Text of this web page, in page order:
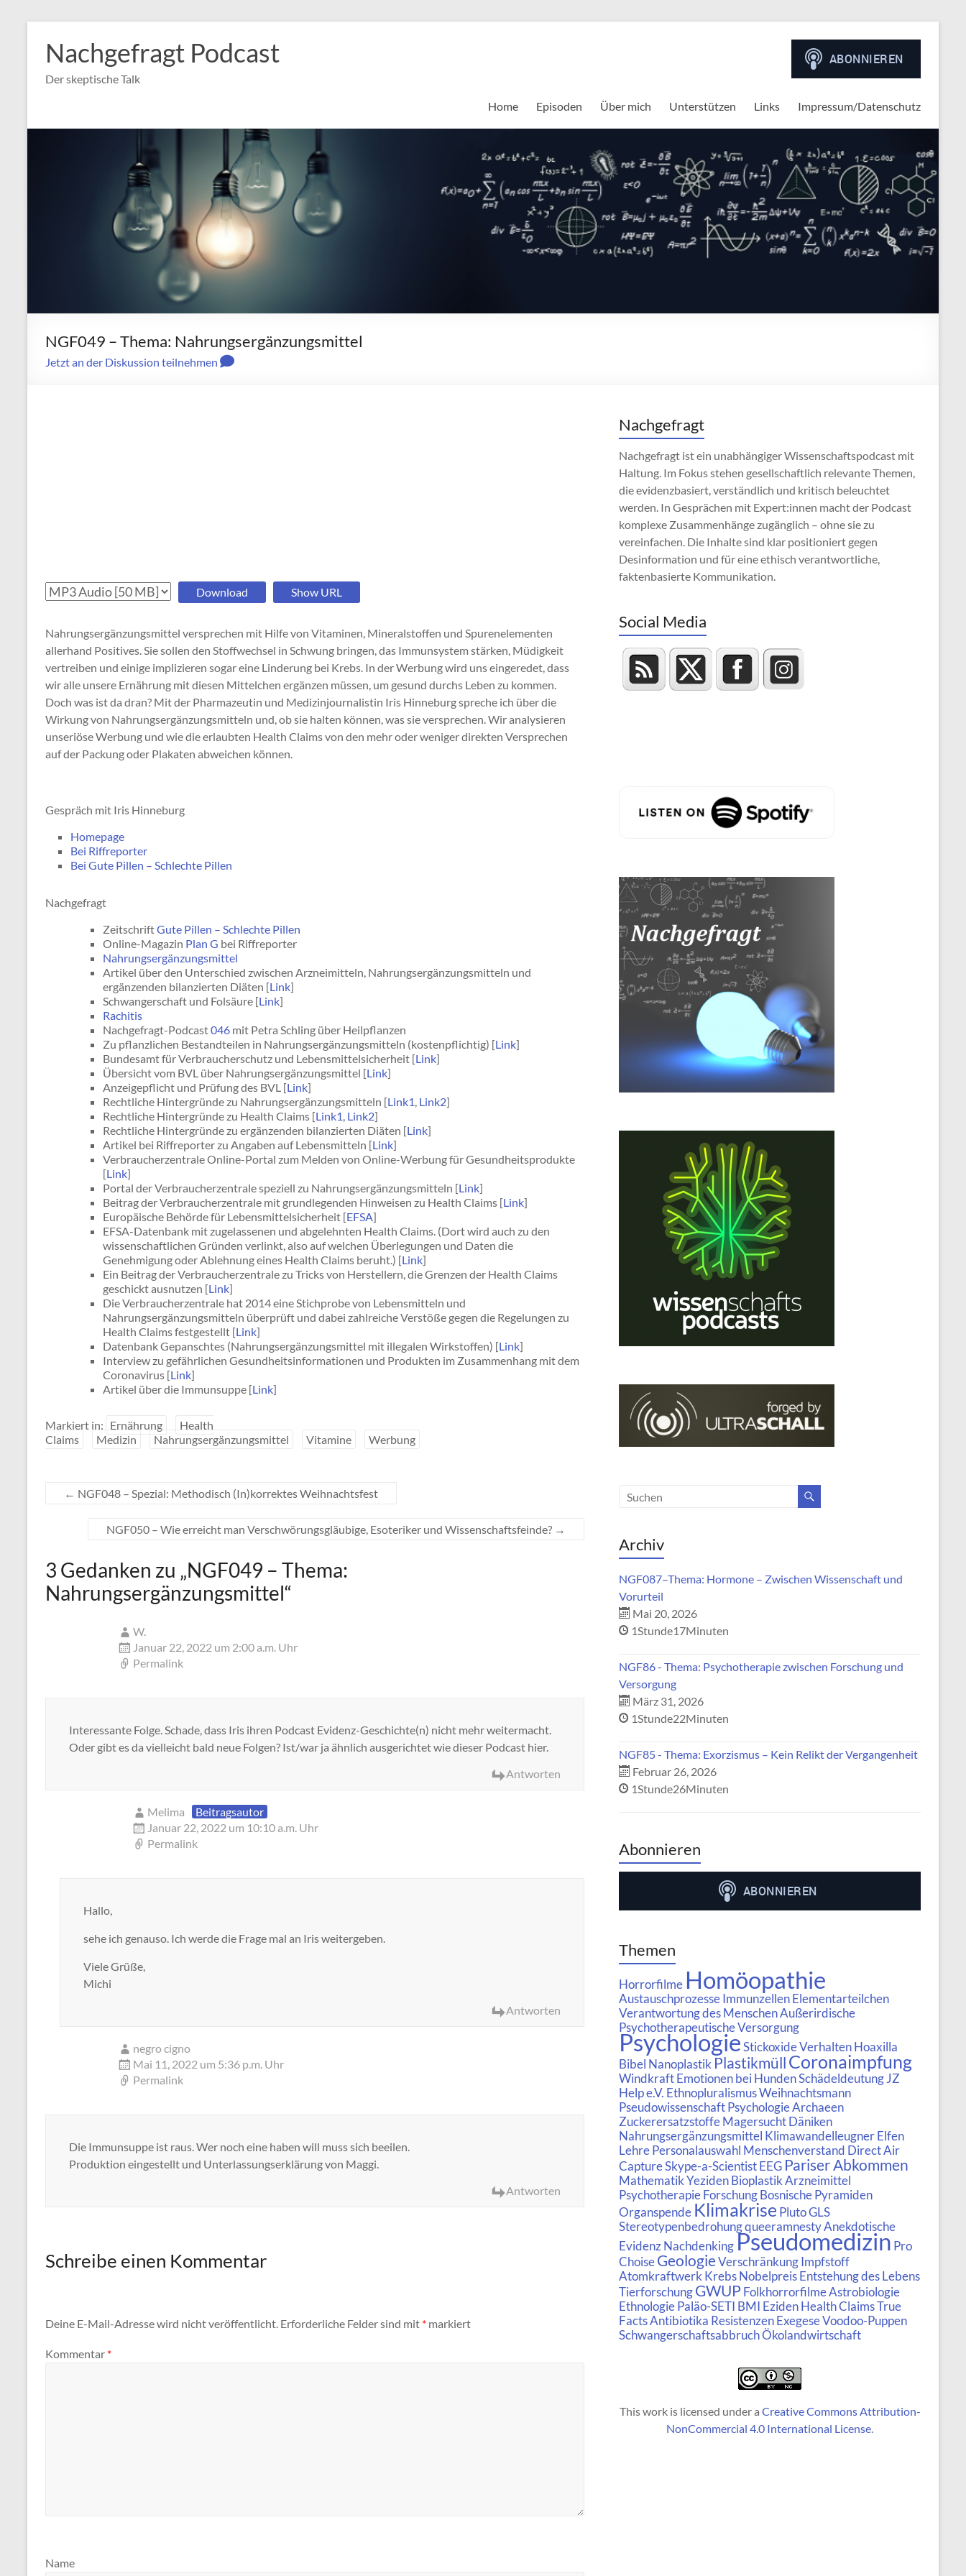
Nachgefragt Podcast
Der skeptische Talk
Home
Episoden Über mich Unterstützen Links Impressum/Datenschutz
NGF049 – Thema: Nahrungsergänzungsmittel
Jetzt an der Diskussion teilnehmen
Download Show URL
Nahrungsergänzungsmittel versprechen mit Hilfe von Vitaminen, Mineralstoffen und Spurenelementen
allerhand Positives. Sie sollen den Stoffwechsel in Schwung bringen, das Immunsystem stärken, Müdigkeit
vertreiben und einige implizieren sogar eine Linderung bei Krebs. In der Werbung wird uns eingeredet, dass
wir alle unsere Ernährung mit diesen Mittelchen ergänzen müssen, um gesund durchs Leben zu kommen.
Doch was ist da dran? Mit der Pharmazeutin und Medizinjournalistin Iris Hinneburg spreche ich über die
Wirkung von Nahrungsergänzungsmitteln und, ob sie halten können, was sie versprechen. Wir analysieren
unseriöse Werbung und wie die erlaubten Health Claims von den mehr oder weniger direkten Versprechen
auf der Packung oder Plakaten abweichen können.
Gespräch mit Iris Hinneburg
Homepage
Bei Riffreporter
Bei Gute Pillen – Schlechte Pillen
Nachgefragt
ZeitschriftGute Pillen – Schlechte Pillen
Online-Magazin Plan G bei Riffreporter
Nahrungsergänzungsmittel
Artikel über den Unterschied zwischen Arzneimitteln, Nahrungsergänzungsmitteln und
ergänzenden bilanzierten Diäten [Link]
Schwangerschaft und Folsäure [Link]
Rachitis
Nachgefragt-Podcast046 mit Petra Schling über Heilpflanzen
Zu pflanzlichen Bestandteilen in Nahrungsergänzungsmitteln (kostenpflichtig) [Link]
Bundesamt für Verbraucherschutz und Lebensmittelsicherheit [Link]
Übersicht vom BVL über Nahrungsergänzungsmittel [Link]
Anzeigepflicht und Prüfung des BVL [Link]
Rechtliche Hintergründe zu Nahrungsergänzungsmitteln [Link1, Link2]
Rechtliche Hintergründe zu Health Claims [Link1, Link2]
Rechtliche Hintergründe zu ergänzenden bilanzierten Diäten [Link]
Artikel bei Riffreporter zu Angaben auf Lebensmitteln [Link]
Verbraucherzentrale Online-Portal zum Melden von Online-Werbung für Gesundheitsprodukte
[Link]
Portal der Verbraucherzentrale speziell zu Nahrungsergänzungsmitteln [Link]
Beitrag der Verbraucherzentrale mit grundlegenden Hinweisen zu Health Claims [Link]
Europäische Behörde für Lebensmittelsicherheit [EFSA]
EFSA-Datenbank mit zugelassenen und abgelehnten Health Claims. (Dort wird auch zu den
wissenschaftlichen Gründen verlinkt, also auf welchen Überlegungen und Daten die
Genehmigung oder Ablehnung eines Health Claims beruht.) [Link]
Ein Beitrag der Verbraucherzentrale zu Tricks von Herstellern, die Grenzen der Health Claims
geschickt ausnutzen [Link]
Die Verbraucherzentrale hat 2014 eine Stichprobe von Lebensmitteln und
Nahrungsergänzungsmitteln überprüft und dabei zahlreiche Verstöße gegen die Regelungen zu
Health Claims festgestellt [Link]
Datenbank Gepanschtes (Nahrungsergänzungsmittel mit illegalen Wirkstoffen) [Link]
Interview zu gefährlichen Gesundheitsinformationen und Produkten im Zusammenhang mit dem
Coronavirus [Link]
Artikel über die Immunsuppe [Link]
Markiert in: Ernährung
Health
Claims
Medizin Nahrungsergänzungsmittel Vitamine Werbung
← NGF048 – Spezial: Methodisch (In)korrektes Weihnachtsfest
NGF050 – Wie erreicht man Verschwörungsgläubige, Esoteriker und Wissenschaftsfeinde? →
3 Gedanken zu „NGF049 – Thema:
Nahrungsergänzungsmittel“
W.
Januar 22, 2022 um 2:00 a.m. Uhr
Permalink
Interessante Folge. Schade, dass Iris ihren Podcast Evidenz-Geschichte(n) nicht mehr weitermacht.
Oder gibt es da vielleicht bald neue Folgen? Ist/war ja ähnlich ausgerichtet wie dieser Podcast hier.
Antworten
Melima
Beitragsautor
Januar 22, 2022 um 10:10 a.m. Uhr
Permalink
Hallo,
sehe ich genauso. Ich werde die Frage mal an Iris weitergeben.
Viele Grüße,
Michi
Antworten
negro cigno
Mai 11, 2022 um 5:36 p.m. Uhr
Permalink
Die Immunsuppe ist raus. Wer noch eine haben will muss sich beeilen.
Produktion eingestellt und Unterlassungserklärung von Maggi.
Antworten
Schreibe einen Kommentar
Deine E-Mail-Adresse wird nicht veröffentlicht. Erforderliche Felder sind mit * markiert
Kommentar *
Name
Nachgefragt
Nachgefragt ist ein unabhängiger Wissenschaftspodcast mit
Haltung. Im Fokus stehen gesellschaftlich relevante Themen,
die evidenzbasiert, verständlich und kritisch beleuchtet
werden. In Gesprächen mit Expert:innen macht der Podcast
komplexe Zusammenhänge zugänglich – ohne sie zu
vereinfachen. Die Inhalte sind klar positioniert gegen
Desinformation und für eine ethisch verantwortliche,
faktenbasierte Kommunikation.
Social Media
Archiv
NGF087–Thema: Hormone – Zwischen Wissenschaft und
Vorurteil
Mai 20, 2026
1Stunde17Minuten
NGF86 - Thema: Psychotherapie zwischen Forschung und
Versorgung
März 31, 2026
1Stunde22Minuten
NGF85 - Thema: Exorzismus – Kein Relikt der Vergangenheit
Februar 26, 2026
1Stunde26Minuten
Abonnieren
Themen
Horrorfilme Homöopathie
AustauschprozesseImmunzellenElementarteilchen
Verantwortung des MenschenAußerirdische
Psychotherapeutische Versorgung
PsychologieStickoxideVerhaltenHoaxilla
Bibel Nanoplastik Plastikmüll Coronaimpfung
WindkraftEmotionen bei HundenSchädeldeutungJZ
Help e.V. EthnopluralismusWeihnachtsmann
Pseudowissenschaft PsychologieArchaeen
ZuckerersatzstoffeMagersuchtDäniken
Nahrungsergänzungsmittel KlimawandelleugnerElfen
LehrePersonalauswahl Menschenverstand Direct Air
CaptureSkype-a-ScientistEEG Pariser Abkommen
MathematikYezidenBioplastikArzneimittel
Psychotherapie ForschungBosnische Pyramiden
Organspende Klimakrise PlutoGLS
StereotypenbedrohungqueeramnestyAnekdotische
EvidenzNachdenkingPseudomedizin Pro
ChoiseGeologieVerschränkungImpfstoff
AtomkraftwerkKrebsNobelpreisEntstehung des Lebens
TierforschungGWUP FolkhorrorfilmeAstrobiologie
EthnologiePaläo-SETI BMI EzidenHealth ClaimsTrue
FactsAntibiotika ResistenzenExegeseVoodoo-Puppen
SchwangerschaftsabbruchÖkolandwirtschaft
This work is licensed under a Creative Commons Attribution-
NonCommercial 4.0 International License.